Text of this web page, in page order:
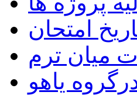
امتحان
میان ترم
یاهو